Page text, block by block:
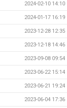
2024-02-10 14:10
2024-01-17 16:19
2023-12-28 12:35
2023-12-18 14:46
2023-09-08 09:54
2023-06-22 15:14
2023-06-21 19:24
2023-06-04 17:36